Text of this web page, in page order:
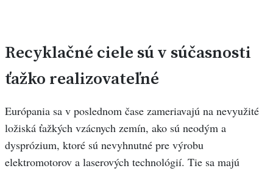
Recyklačné ciele sú v súčasnosti
ťažko realizovateľné
Európania sa v poslednom čase zameriavajú na nevyužité
ložiská ťažkých vzácnych zemín, ako sú neodým a
dysprózium, ktoré sú nevyhnutné pre výrobu
elektromotorov a laserových technológií. Tie sa majú